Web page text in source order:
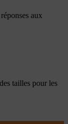
aux
tailles pour les